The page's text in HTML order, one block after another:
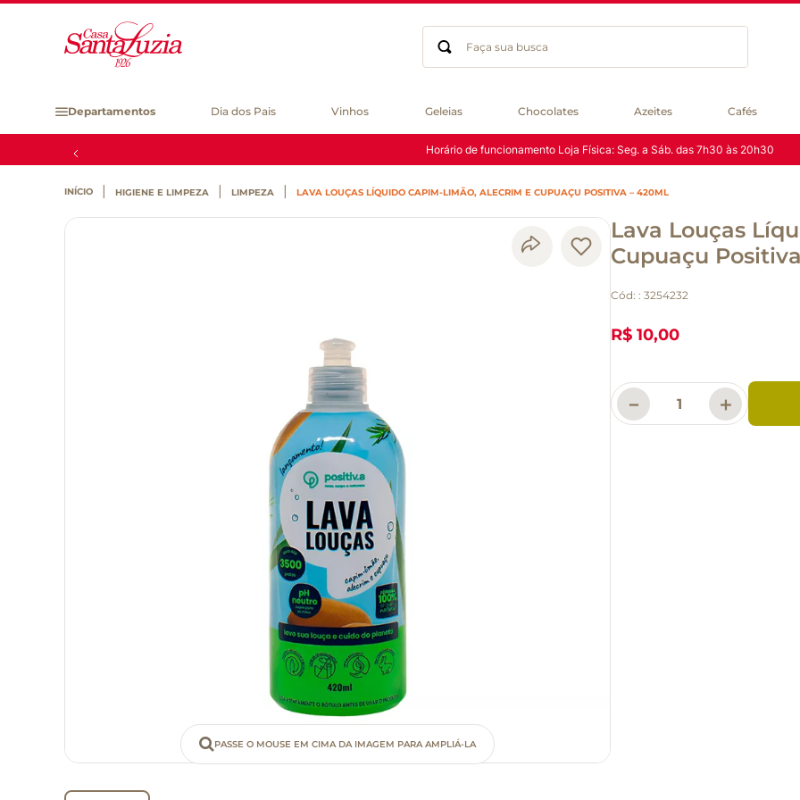
Faça sua busca
Departamentos Dia dos Pais Vinhos Geleias Chocolates Azeites Cafés
Horário de funcionamento Loja Física: Seg. a Sáb. das 7h30 às 20h30
HIGIENE E LIMPEZA LIMPEZA LAVA LOUÇAS LÍQUIDO CAPIM-LIMÃO, ALECRIM E CUPUAÇU POSITIVA – 420ML
PASSE O MOUSE EM CIMA DA IMAGEM PARA AMPLIÁ-LA
Lava Louças
Cupuaçu
Cód: : 3254232
R$ 10,00
＋
－
gluten
chocolate